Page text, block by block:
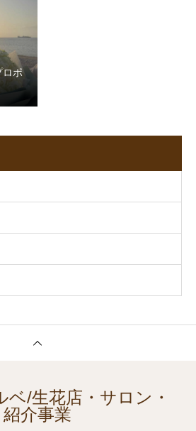
ロポ
ベ/生花店・サロン・
紹介事業